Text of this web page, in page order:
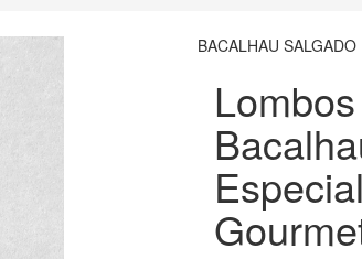
BACALHAU SALGADO
Especial